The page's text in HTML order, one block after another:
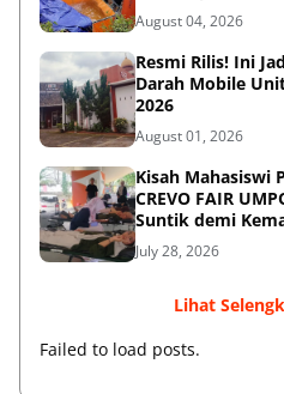
August 04, 2026
Resmi Rilis! Ini
Darah Mobile
2026
August 01, 2026
Kisah Mahasiswi
CREVO FAIR
Suntik demi
July 28, 2026
Lihat
Failed to load posts.